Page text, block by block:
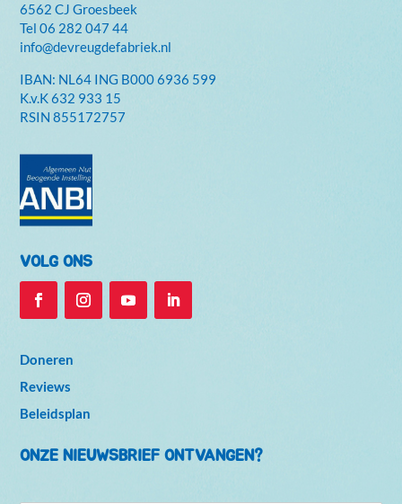
6562 CJ Groesbeek
Tel06 282 047 44
info@devreugdefabriek.nl
IBAN: NL64 ING B000 6936 599
K.v.K632 933 15
RSIN 855172757
VOLG ONS
Doneren
Reviews
Beleidsplan
ONZE NIEUWSBRIEF ONTVANGEN?